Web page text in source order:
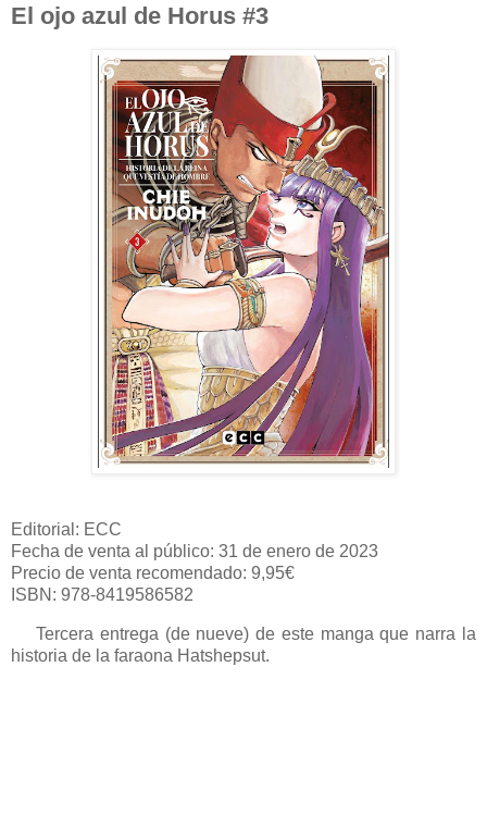
El ojo azul de Horus #3
Editorial: ECC
Fecha de venta al público: 31 de enero de 2023
Precio de venta recomendado: 9,95€
ISBN: 978-8419586582
Tercera entrega (de nueve) de este manga que narra la
historia de la faraona Hatshepsut.